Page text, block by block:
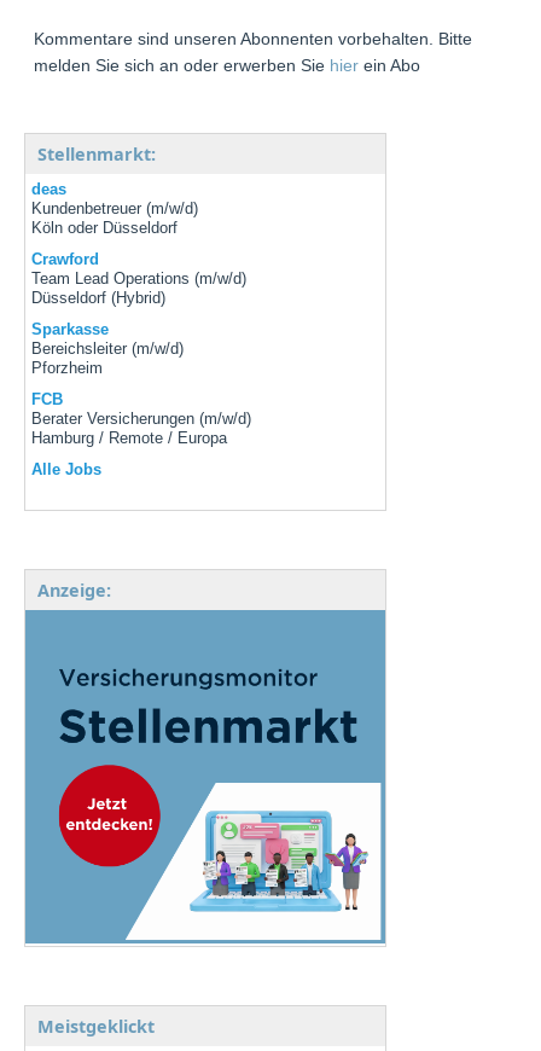
Kommentare sind unseren Abonnenten vorbehalten. Bitte
melden Sie sich an oder erwerben Sie hier ein Abo
Stellenmarkt:
deas
Kundenbetreuer (m/w/d)
Köln oder Düsseldorf
Crawford
Team Lead Operations (m/w/d)
Düsseldorf (Hybrid)
Sparkasse
Bereichsleiter (m/w/d)
Pforzheim
FCB
Berater Versicherungen (m/w/d)
Hamburg / Remote / Europa
Alle Jobs
Anzeige:
Meistgeklickt